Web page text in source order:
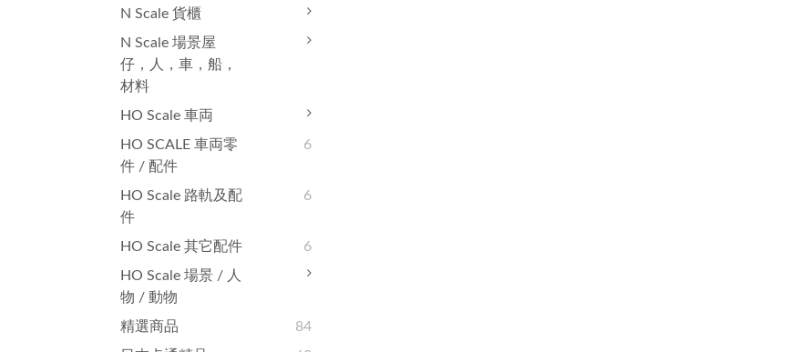
N Scale 貨櫃
N Scale 場景屋
仔，人，車，船，
材料
HO Scale 車両
HO SCALE 車両零
件 / 配件
6
HO Scale 路軌及配
件
6
HO Scale 其它配件
6
HO Scale 場景 / 人
物 / 動物
精選商品
84